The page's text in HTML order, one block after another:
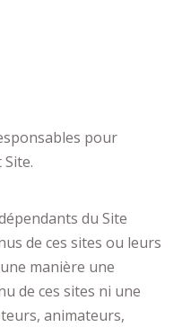
pour
du Site
de ces sites ou leurs
manière une
de ces sites ni une
animateurs,